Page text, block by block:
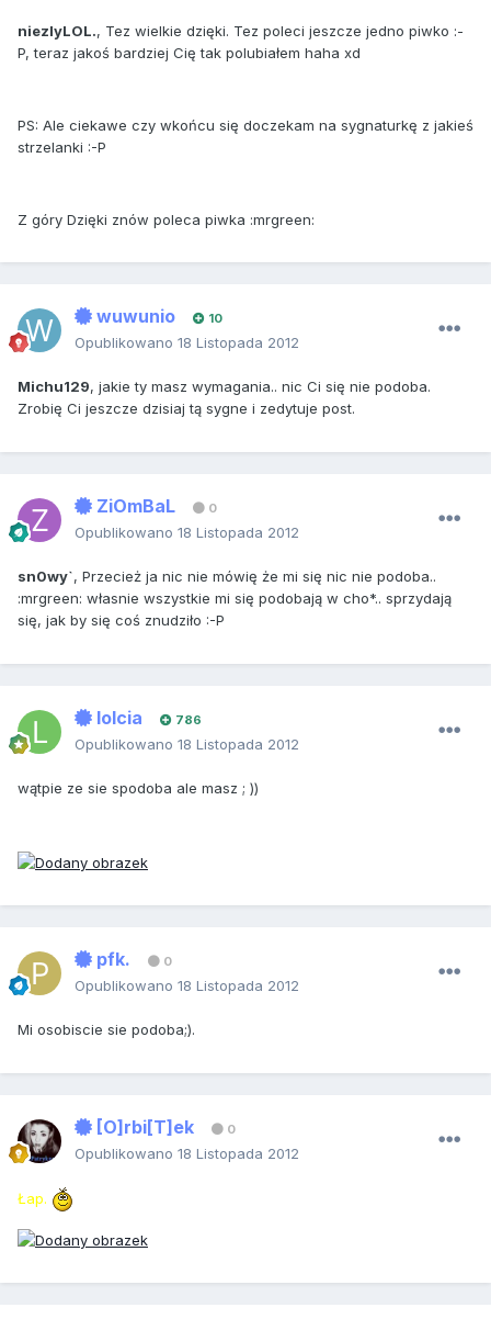
niezlyLOL., Tez wielkie dzięki. Tez poleci jeszcze jedno piwko :-
P, teraz jakoś bardziej Cię tak polubiałem haha xd
PS: Ale ciekawe czy wkońcu się doczekam na sygnaturkę z jakieś
strzelanki :-P
Z góry Dzięki znów poleca piwka :mrgreen:
wuwunio 10
Opublikowano 18 Listopada 2012
Michu129, jakie ty masz wymagania.. nic Ci się nie podoba.
Zrobię Ci jeszcze dzisiaj tą sygne i zedytuje post.
ZiOmBaL 0
Opublikowano 18 Listopada 2012
sn0wy`, Przecież ja nic nie mówię że mi się nic nie podoba..
:mrgreen: własnie wszystkie mi się podobają w cho*.. sprzydają
się, jak by się coś znudziło :-P
lolcia 786
Opublikowano 18 Listopada 2012
wątpie ze sie spodoba ale masz ; ))
pfk. 0
Opublikowano 18 Listopada 2012
Mi osobiscie sie podoba;).
[O]rbi[T]ek 0
Opublikowano 18 Listopada 2012
Łap.